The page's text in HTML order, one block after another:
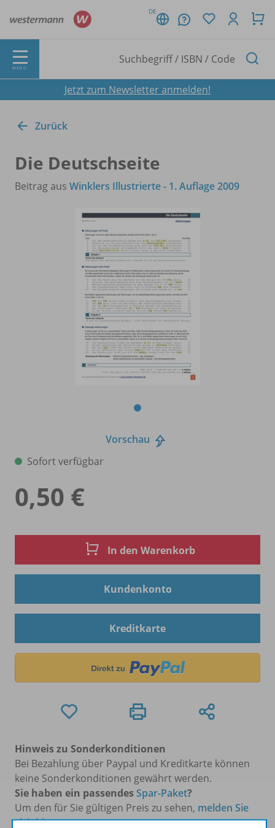
DE
MENÜ
Jetzt zum Newsletter anmelden!
Zurück
Die Deutschseite
Beitrag aus Winklers Illustrierte - 1. Auflage 2009
Vorschau
Sofort verfügbar
0,50 €
In den Warenkorb
Kundenkonto
Kreditkarte
Hinweis zu Sonderkonditionen
Bei Bezahlung über Paypal und Kreditkarte können
keine Sonderkonditionen gewährt werden.
Sie haben ein passendesSpar-Paket?
Um den für Sie gültigen Preis zu sehen, melden Sie
sich bitte an.